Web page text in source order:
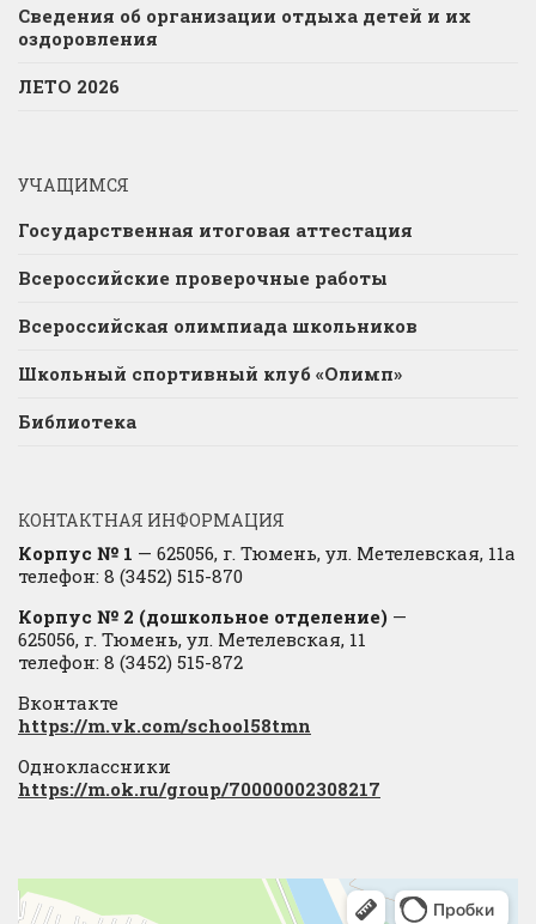
Сведения об организации отдыха детей и их
оздоровления
ЛЕТО 2026
УЧАЩИМСЯ
Государственная итоговая аттестация
Всероссийские проверочные работы
Всероссийская олимпиада школьников
Школьный спортивный клуб «Олимп»
Библиотека
КОНТАКТНАЯ ИНФОРМАЦИЯ
Корпус № 1 — 625056, г. Тюмень, ул. Метелевская, 11а
телефон: 8 (3452) 515-870
Корпус № 2 (дошкольное отделение) —
625056, г. Тюмень, ул. Метелевская, 11
телефон: 8 (3452) 515-872
Вконтакте
https://m.vk.com/school58tmn
Одноклассники
https://m.ok.ru/group/70000002308217